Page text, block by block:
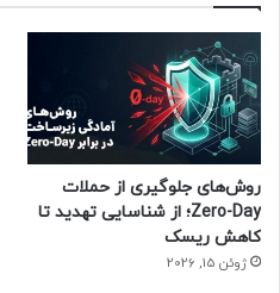
روش‌های جلوگیری از حملات
Zero-Day؛ از شناسایی تهدید تا
کاهش ریسک
ژوئن 15, 2026